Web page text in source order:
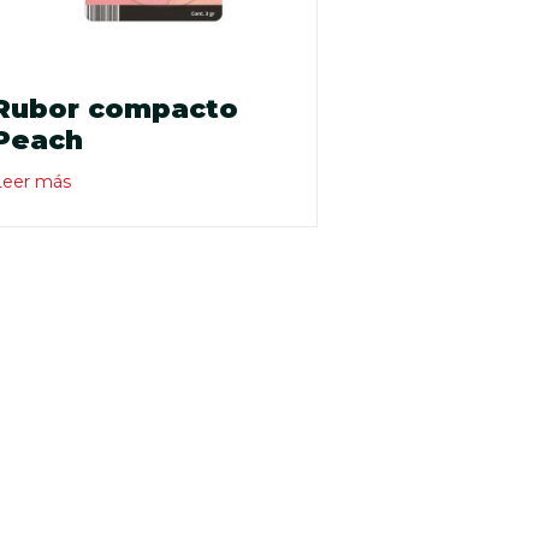
compacto
más